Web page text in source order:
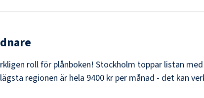
roll för plånboken! Stockholm toppar listan med
regionen är hela 9400 kr per månad - det kan